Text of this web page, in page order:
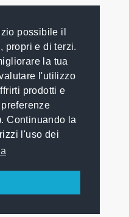
possibile il
propri e di terzi.
la tua
l'utilizzo
prodotti e
Continuando la
l'uso dei